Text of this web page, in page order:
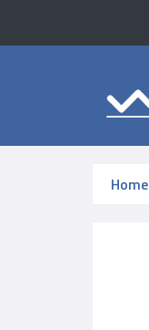
Home